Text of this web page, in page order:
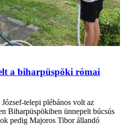
a biharpüspöki római
telepi plébános volt az
Biharpüspökiben ünnepelt búcsús
pedig Majoros Tibor állandó